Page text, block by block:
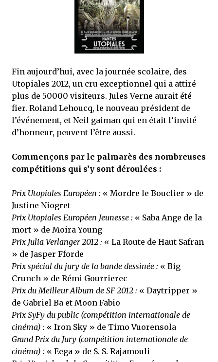
mettre sous tous les yeux. C'est cela...
Fin aujourd’hui, avec la journée scolaire, des
Utopiales 2012, un cru exceptionnel qui a attiré
plus de 50000 visiteurs. Jules Verne aurait été
fier. Roland Lehoucq, le nouveau président de
l’événement, et Neil gaiman qui en était l’invité
d’honneur, peuvent l’être aussi.
Commençons par le palmarès des nombreuses
compétitions qui s’y sont déroulées :
Prix Utopiales Européen : « Mordre le Bouclier » de
Justine Niogret
Prix Utopiales Européen Jeunesse : « Saba Ange de la
mort » de Moira Young
Prix Julia Verlanger 2012 : « La Route de Haut Safran
» de Jasper Fforde
Prix spécial du jury de la bande dessinée : « Big
Crunch » de Rémi Gourrierec
Prix du Meilleur Album de SF 2012 : « Daytripper »
de Gabriel Ba et Moon Fabio
Prix SyFy du public (compétition internationale de
cinéma) : « Iron Sky » de Timo Vuorensola
Grand Prix du Jury (compétition internationale de
cinéma) : « Eega » de S. S. Rajamouli